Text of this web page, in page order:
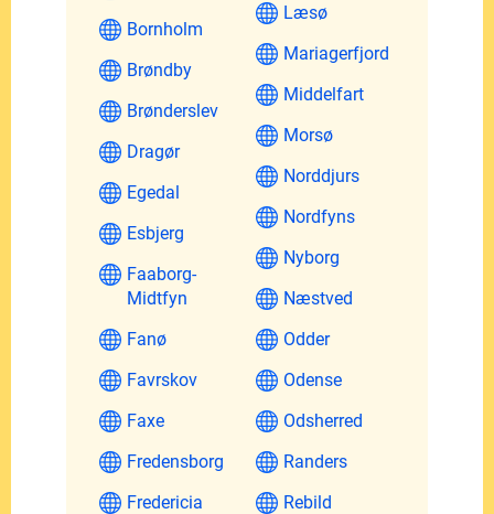
Bornholm
Brøndby
Brønderslev
Dragør
Egedal
Esbjerg
Faaborg-
Midtfyn
Fanø
Favrskov
Faxe
Fredensborg
Fredericia
Læsø
Mariagerfjord
Middelfart
Morsø
Norddjurs
Nordfyns
Nyborg
Næstved
Odder
Odense
Odsherred
Randers
Rebild